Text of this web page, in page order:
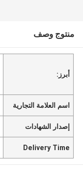
منتوج وصف
أبرز:
اسم العلامة التجارية
إصدار الشهادات
Delivery Time